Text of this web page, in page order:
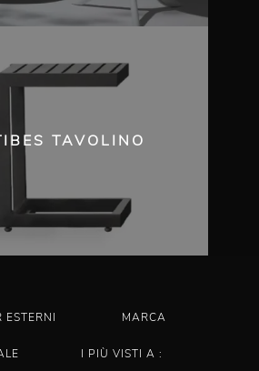
TAVOLINO
ESTERNI MARCA
I PIÙ VISTI A :